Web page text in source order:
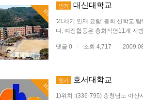
Hot
인기 대신대학교
'21세기 인재 요람' 총회 신학교
다. 예장합동은 총회직영11개 지
댓글 0 | 조회 4,717 |
Hot
인기 호서대학교
1)위치 :(336-795) 충청남도 아산